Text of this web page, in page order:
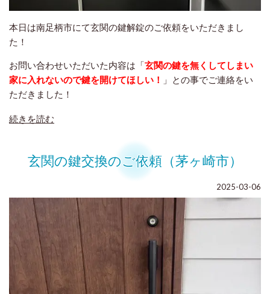
本日は南足柄市にて玄関の鍵解錠のご依頼をいただきまし
た！
お問い合わせいただいた内容は「玄関の鍵を無くしてしまい
家に入れないので鍵を開けてほしい！
」との事でご連絡をい
ただきました！
続きを読む
玄関の鍵交換のご依頼（茅ヶ崎市）
2025-03-06